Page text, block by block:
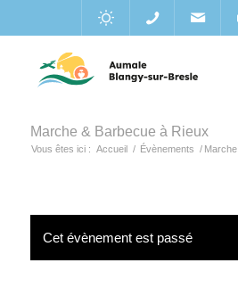
Marche & Barbecue à Rieux
Vous êtes ici : Accueil / Évènements /
Cet évènement est passé